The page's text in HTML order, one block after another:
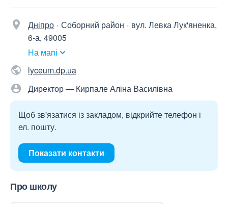
Дніпро Соборний район
вул. Левка Лук'яненка,
6-а, 49005
На мапі
lyceum.dp.ua
Директор — Кирпале Аліна Василівна
Щоб зв'язатися із закладом, відкрийте телефон і
ел. пошту.
Показати контакти
Про школу